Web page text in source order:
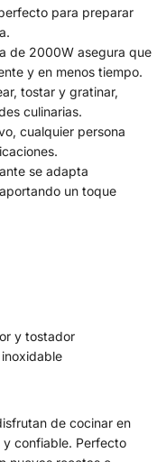
para preparar
de 2000W asegura que
y en menos tiempo.
tostar y gratinar,
culinarias.
cualquier persona
se adapta
un toque
y tostador
de cocinar en
confiable. Perfecto